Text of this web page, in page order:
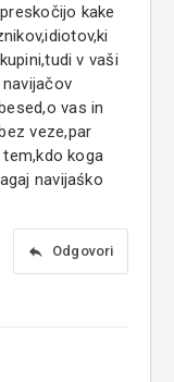
kake
v vaši
vas in
veze,par
koga
navijaśko
reply Odgovori